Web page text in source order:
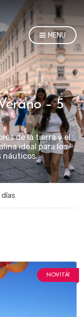
MENU
– 5
de la tierra y el
ideal para los
náuticos.
NOVITÀ!